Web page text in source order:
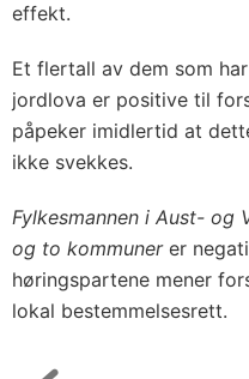
effekt.
Et flertall av dem som
jordlova er positive til
påpeker imidlertid at
ikke svekkes.
Fylkesmannen i Aust- og
og to kommunerer
høringspartene mener
lokal bestemmelsesrett.